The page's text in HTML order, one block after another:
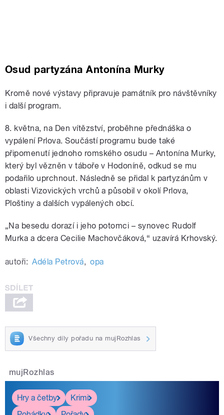
Osud partyzána Antonína Murky
Kromě nové výstavy připravuje památník pro návštěvníky
i další program.
8. května, na Den vítězství, proběhne přednáška o
vypálení Prlova. Součástí programu bude také
připomenutí jednoho romského osudu – Antonína Murky,
který byl vězněn v táboře v Hodoníně, odkud se mu
podařilo uprchnout. Následně se přidal k partyzánům v
oblasti Vizovických vrchů a působil v okolí Prlova,
Ploštiny a dalších vypálených obcí.
„Na besedu dorazí i jeho potomci – synovec Rudolf
Murka a dcera Cecilie Machovčáková,“ uzavírá Krhovský.
autoři: Adéla Petrová, opa
Všechny díly pořadu na mujRozhlas
mujRozhlas
Hry a četby
Krimi